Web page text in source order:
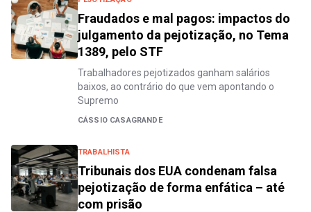
Fraudados e mal pagos: impactos do
julgamento da pejotização, no Tema
1389, pelo STF
Trabalhadores pejotizados ganham salários
baixos, ao contrário do que vem apontando o
Supremo
CÁSSIO CASAGRANDE
TRABALHISTA
Tribunais dos EUA condenam falsa
pejotização de forma enfática – até
com prisão